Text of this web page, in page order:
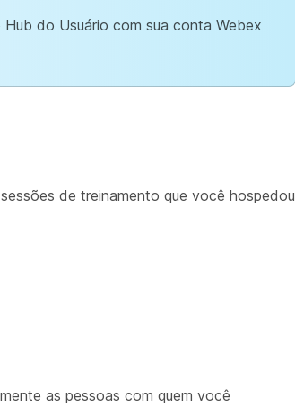
do Usuário com sua conta Webex
de treinamento que você hospedou
as pessoas com quem você